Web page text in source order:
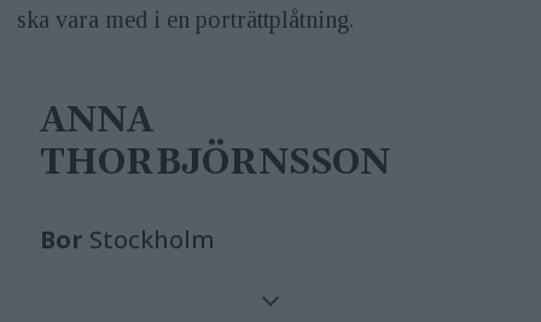
ska vara med i en porträttplåtning.
ANNA
THORBJÖRNSSON
Bor Stockholm
Har en bred profil men med fokus